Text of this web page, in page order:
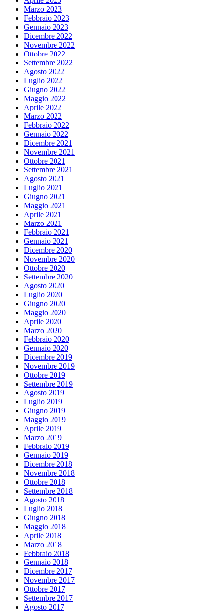
Marzo 2023
Febbraio 2023
Gennaio 2023
Dicembre 2022
Novembre 2022
Ottobre 2022
Settembre 2022
Agosto 2022
Luglio 2022
Giugno 2022
Maggio 2022
Aprile 2022
Marzo 2022
Febbraio 2022
Gennaio 2022
Dicembre 2021
Novembre 2021
Ottobre 2021
Settembre 2021
Agosto 2021
Luglio 2021
Giugno 2021
Maggio 2021
Aprile 2021
Marzo 2021
Febbraio 2021
Gennaio 2021
Dicembre 2020
Novembre 2020
Ottobre 2020
Settembre 2020
Agosto 2020
Luglio 2020
Giugno 2020
Maggio 2020
Aprile 2020
Marzo 2020
Febbraio 2020
Gennaio 2020
Dicembre 2019
Novembre 2019
Ottobre 2019
Settembre 2019
Agosto 2019
Luglio 2019
Giugno 2019
Maggio 2019
Aprile 2019
Marzo 2019
Febbraio 2019
Gennaio 2019
Dicembre 2018
Novembre 2018
Ottobre 2018
Settembre 2018
Agosto 2018
Luglio 2018
Giugno 2018
Maggio 2018
Aprile 2018
Marzo 2018
Febbraio 2018
Gennaio 2018
Dicembre 2017
Novembre 2017
Ottobre 2017
Settembre 2017
Agosto 2017